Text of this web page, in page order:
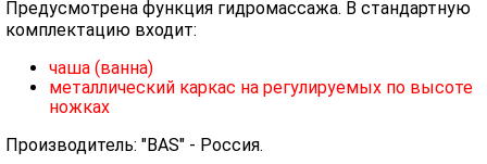
Предусмотрена функция гидромассажа. В стандартную
комплектацию входит:
чаша (ванна)
металлический каркас на регулируемых по высоте
ножках
Производитель: "BAS" - Россия.